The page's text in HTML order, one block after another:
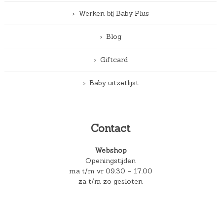
Werken bij Baby Plus
Blog
Giftcard
Baby uitzetlijst
Contact
Webshop
Openingstijden
ma t/m vr 09.30 – 17.00
za t/m zo gesloten